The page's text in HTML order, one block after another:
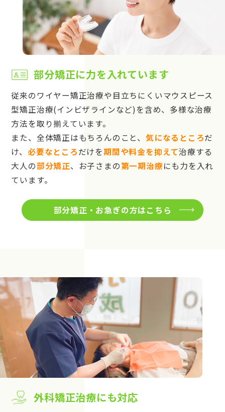
部分矯正に力を入れています
従来のワイヤー矯正治療や目立ちにくいマウスピース
型矯正治療(インビザラインなど)を含め、多様な治療
方法を取り揃えています。
また、全体矯正はもちろんのこと、 気になるところだ
け、 必要なところだけを期間や料金を抑えて治療する
大人の部分矯正、お子さまの第一期治療にも力を入れ
ています。
部分矯正・お急ぎの方はこちら
外科矯正治療にも対応